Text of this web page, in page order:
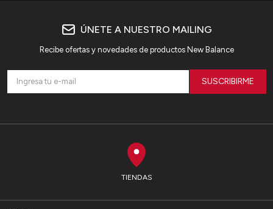
TIENDAS
ÚNETE A NUESTRO MAILING
Recibe ofertas y novedades de productos New Balance
SUSCRIBIRME